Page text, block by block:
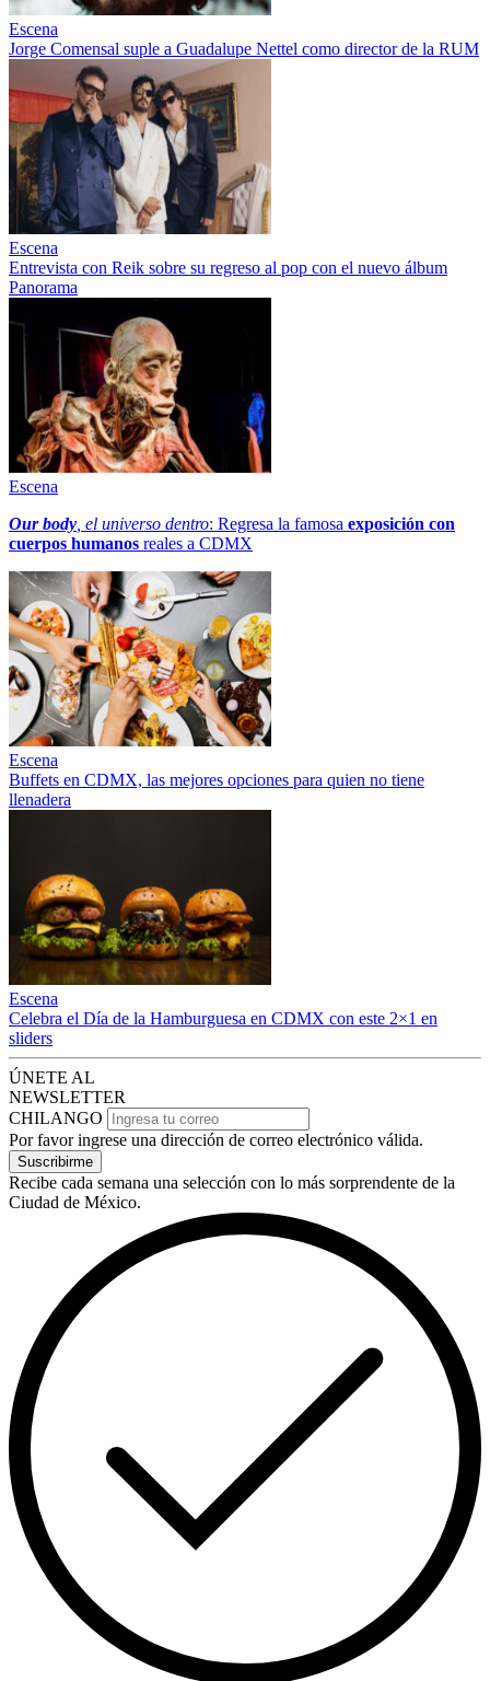
Escena
Jorge Comensal suple a Guadalupe Nettel como director de la RUM
Escena
Entrevista con Reik sobre su regreso al pop con el nuevo álbum
Panorama
Escena
Our body , el universo dentro: Regresa la famosa exposición con
cuerpos humanos reales a CDMX
Escena
Buffets en CDMX, las mejores opciones para quien no tiene
llenadera
Escena
Celebra el Día de la Hamburguesa en CDMX con este 2×1 en
sliders
ÚNETE AL
NEWSLETTER
CHILANGO
Por favor ingrese una dirección de correo electrónico válida.
Suscribirme
Recibe cada semana una selección con lo más sorprendente de la
Ciudad de México.